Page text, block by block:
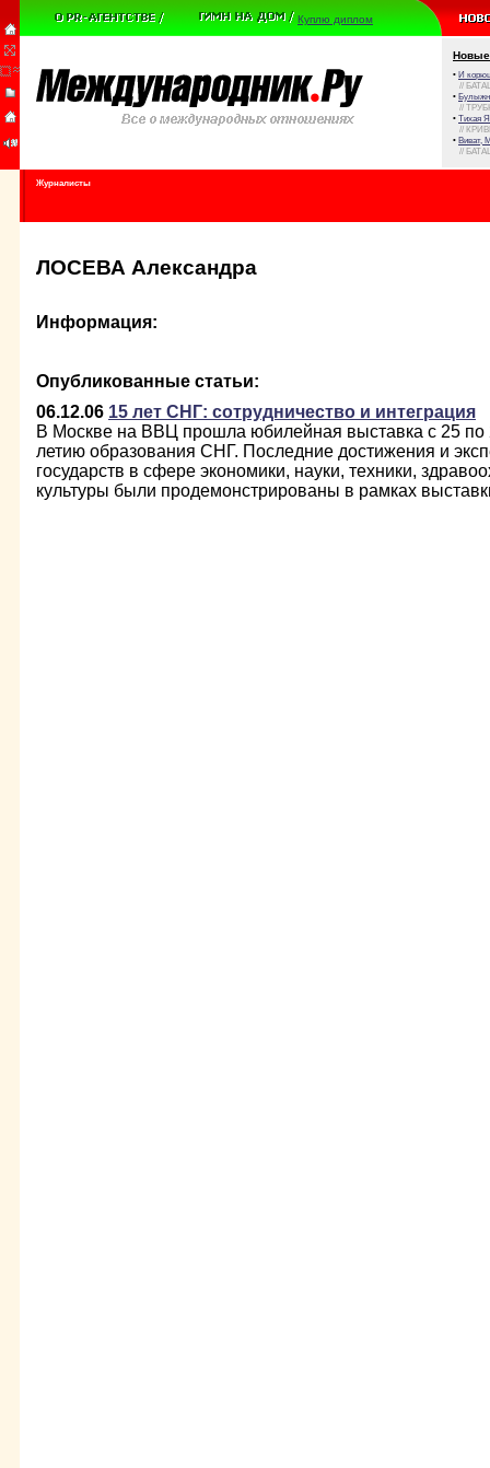
Куплю диплом
Новые
• И
//
•
//
• Тихая
//
• Виват,
//
Журналисты
ЛОСЕВА Александра
Информация:
Опубликованные статьи:
06.12.06 15 лет СНГ: сотрудничество и интеграция
В Москве на ВВЦ прошла юбилейная выставка с 25 по
летию образования СНГ. Последние достижения и
государств в сфере экономики, науки, техники,
культуры были продемонстрированы в рамках